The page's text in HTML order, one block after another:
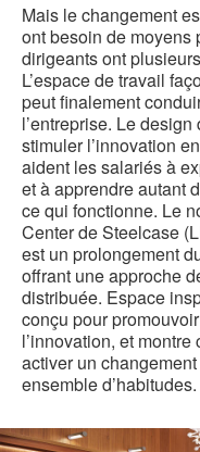
Mais le changement
ont besoin de moyens
dirigeants ont
L’espace de travail
peut finalement
l’entreprise. Le
stimuler l’innovation
aident les salariés à
et à apprendre autant
ce qui fonctionne. Le
Center de Steelcase
est un prolongement
offrant une approche
distribuée. Espace
conçu pour
l’innovation, et
activer un
ensemble d’habitudes.